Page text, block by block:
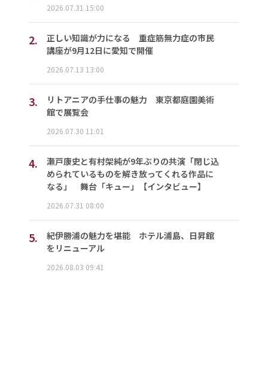
2026.07.31 15:00
2.
正しい知識が力になる 重症筋無力症の市民
講座が9月12日に愛知で開催
2026.07.13 13:00
3.
リトアニアの手仕事の魅力 東京都庭園美術
館で展覧会
2026.07.30 11:01
4.
瀬戸康史と有村架純が9年ぶりの共演「閉じ込
められているものを解き放ってくれる作品に
なる」 舞台「キュー」【インタビュー】
2026.07.31 08:00
5.
紀伊勝浦の魅力を堪能 ホテル浦島、日昇館
をリニューアル
2026.08.03 09:41